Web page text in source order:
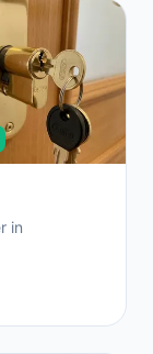
in